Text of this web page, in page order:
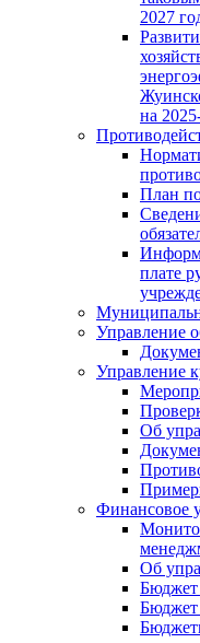
2027
на
План
плате
Управление
Управление
Об
Финансовое
Об
Бюджет
Бюджет